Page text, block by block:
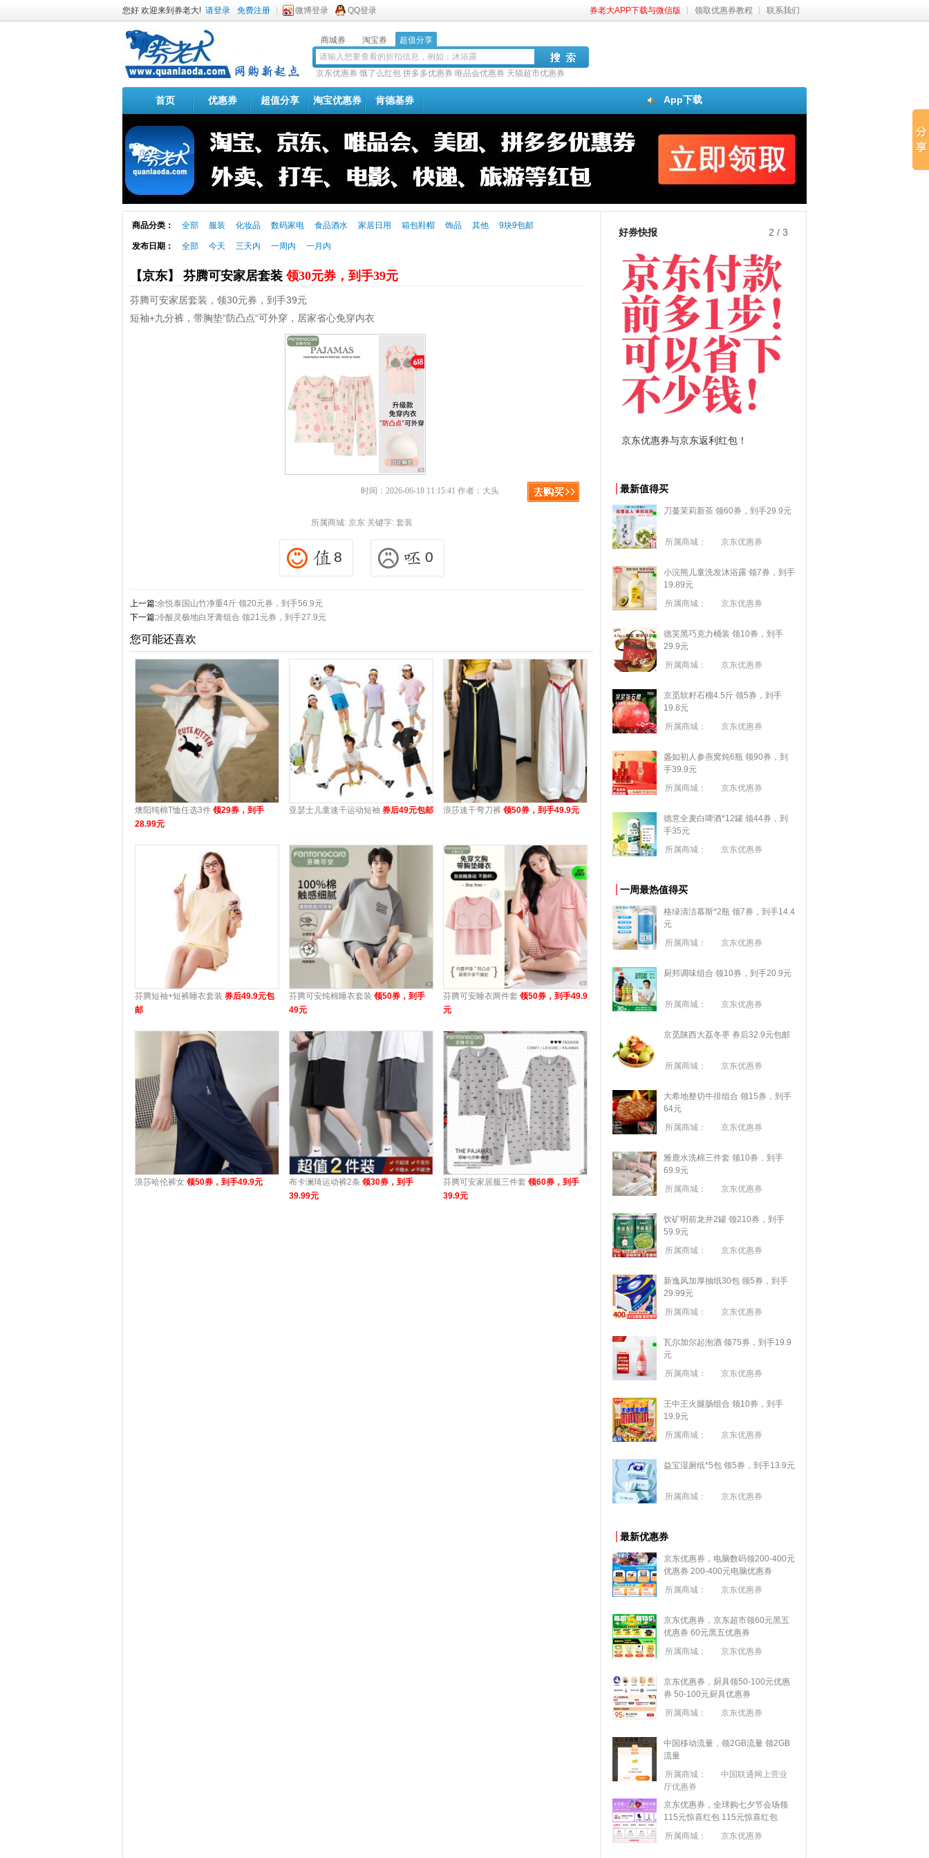
您好 欢迎来到券老大! 请登录 免费注册 微博登录 QQ登录 券老大APP下载与微信版 领取优惠券教程 联系我们
商城券 淘宝券 超值分享
京东优惠券 饿了么红包 拼多多优惠券 唯品会优惠券 天猫超市优惠券
App下载
首页 优惠券 超值分享 淘宝优惠券 肯德基券
商品分类： 全部 服装 化妆品 数码家电 食品酒水 家居日用 箱包鞋帽 饰品 其他 9块9包邮
发布日期： 全部 今天 三天内 一周内 一月内
【京东】 芬腾可安家居套装领30元券，到手39元
芬腾可安家居套装，领30元券，到手39元
短袖+九分裤，带胸垫“防凸点“可外穿，居家省心免穿内衣
时间：2026-06-18 11:15:41 作者：大头
所属商城: 京东关键字: 套装
8 0
上一篇:余悦泰国山竹净重4斤 领20元券，到手56.9元
下一篇:冷酸灵极地白牙膏组合 领21元券，到手27.9元
您可能还喜欢
燠阳纯棉T恤任选3件 领29券，到手
28.99元
亚瑟士儿童速干运动短袖 券后49元包邮 浪莎速干弯刀裤 领50券，到手49.9元
芬腾短袖+短裤睡衣套装 券后49.9元包
邮
芬腾可安纯棉睡衣套装 领50券，到手
49元
芬腾可安睡衣两件套 领50券，到手49.9
元
浪莎哈伦裤女 领50券，到手49.9元 布卡澜琦运动裤2条 领30券，到手
39.99元
芬腾可安家居服三件套 领60券，到手
39.9元
好券快报 3 / 3
淘宝优惠券+淘宝返利 拼多多优惠券+拼多多返利
最新值得买
刀蔓茉莉新茶 领60券，到手29.9元
所属商城： 京东优惠券
小浣熊儿童洗发沐浴露 领7券，到手
19.89元
所属商城：
京东优惠券
德芙黑巧克力桶装 领10券，到手
29.9元
所属商城：
京东优惠券
京觅软籽石榴4.5斤 领5券，到手
19.8元
所属商城：
京东优惠券
盏如初人参燕窝炖6瓶 领90券，到
手39.9元
所属商城：
京东优惠券
德意全麦白啤酒*12罐 领44券，到
手35元
所属商城：
京东优惠券
一周最热值得买
格绿清洁慕斯*2瓶 领7券，到手14.4
元
所属商城：
京东优惠券
厨邦调味组合 领10券，到手20.9元
所属商城： 京东优惠券
京觅陕西大荔冬枣 券后32.9元包邮
所属商城： 京东优惠券
大希地整切牛排组合 领15券，到手
64元
所属商城：
京东优惠券
雅鹿水洗棉三件套 领10券，到手
69.9元
所属商城：
京东优惠券
饮矿明前龙井2罐 领210券，到手
59.9元
所属商城：
京东优惠券
新逸风加厚抽纸30包 领5券，到手
29.99元
所属商城：
京东优惠券
瓦尔加尔起泡酒 领75券，到手19.9
元
所属商城：
京东优惠券
王中王火腿肠组合 领10券，到手
19.9元
所属商城：
京东优惠券
益宝湿厕纸*5包 领5券，到手13.9元
所属商城： 京东优惠券
最新优惠券
京东优惠券，电脑数码领200-400元
优惠券 200-400元电脑优惠券
所属商城：
京东优惠券
京东优惠券，京东超市领60元黑五
优惠券 60元黑五优惠券
所属商城：
京东优惠券
京东优惠券，厨具领50-100元优惠
券 50-100元厨具优惠券
所属商城：
京东优惠券
中国移动流量，领2GB流量 领2GB
流量
所属商城：
中国联通网上营业
厅优惠券
京东优惠券，全球购七夕节会场领
115元惊喜红包 115元惊喜红包
所属商城：
京东优惠券